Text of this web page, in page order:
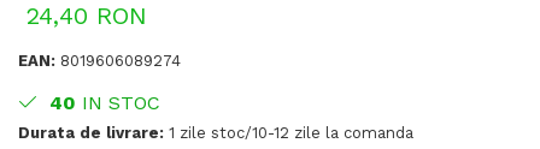
24,40 RON
EAN: 8019606089274
40 IN STOC
Durata de livrare: 1 zile stoc/10-12 zile la comanda